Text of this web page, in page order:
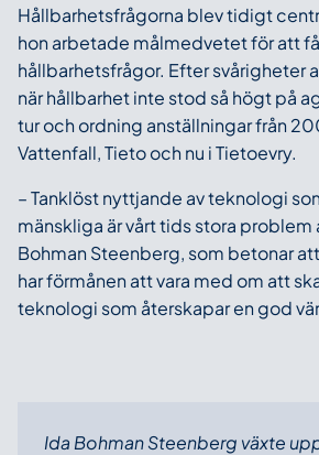
Hållbarhetsfrågorna blev tidigt
hon arbetade målmedvetet för att
hållbarhetsfrågor. Efter svårigheter
när hållbarhet inte stod så högt på
tur och ordning anställningar från
Vattenfall, Tieto och nu i Tietoevry.
– Tanklöst nyttjande av teknologi
mänskliga är vårt tids stora problem
Bohman Steenberg, som betonar
har förmånen att vara med om att
teknologi som återskapar en god
Ida Bohman Steenberg växte